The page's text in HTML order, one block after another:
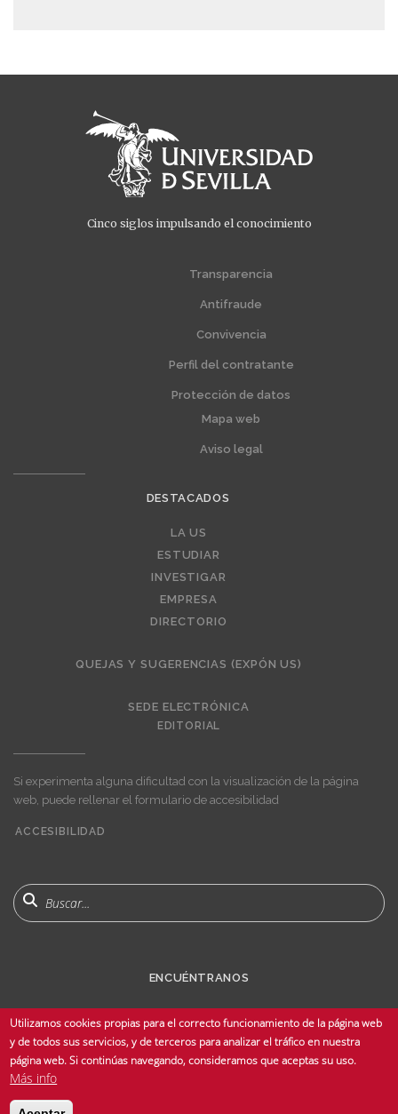
Cinco siglos impulsando el conocimiento
Transparencia
Antifraude
Convivencia
Perfil del contratante
Protección de datos
Mapa web
Aviso legal
DESTACADOS
LA US
ESTUDIAR
INVESTIGAR
EMPRESA
DIRECTORIO
QUEJAS Y SUGERENCIAS (EXPÓN US)
SEDE ELECTRÓNICA
EDITORIAL
Si experimenta alguna dificultad con la visualización de la página
web, puede rellenar el formulario de accesibilidad
menu
ACCESIBILIDAD
Buscar
ENCUÉNTRANOS
© Copyright 2025 Universidad de Sevilla - Todos los derechos reservados -
Utilizamos cookies propias para el correcto funcionamiento de la página web
y de todos sus servicios, y de terceros para analizar el tráfico en nuestra
página web. Si continúas navegando, consideramos que aceptas su uso.
Más info